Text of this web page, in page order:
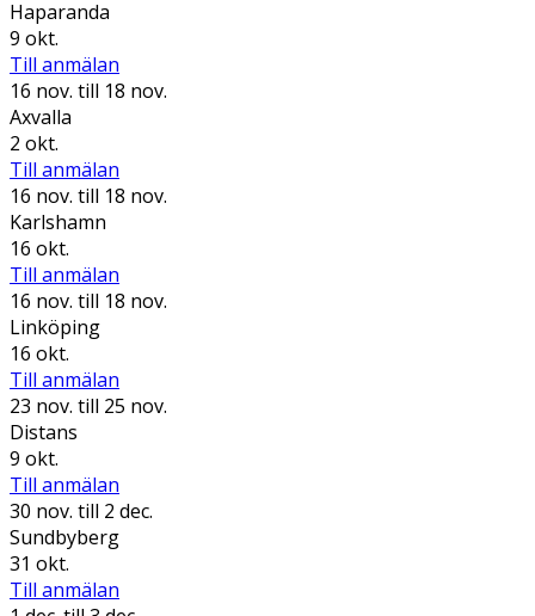
Haparanda
9 okt.
Till anmälan
16 nov. till 18 nov.
Axvalla
2 okt.
Till anmälan
16 nov. till 18 nov.
Karlshamn
16 okt.
Till anmälan
16 nov. till 18 nov.
Linköping
16 okt.
Till anmälan
23 nov. till 25 nov.
Distans
9 okt.
Till anmälan
30 nov. till 2 dec.
Sundbyberg
31 okt.
Till anmälan